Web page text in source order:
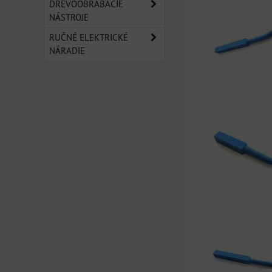
DREVOOBRÁBACIE
NÁSTROJE
RUČNÉ ELEKTRICKÉ
NÁRADIE